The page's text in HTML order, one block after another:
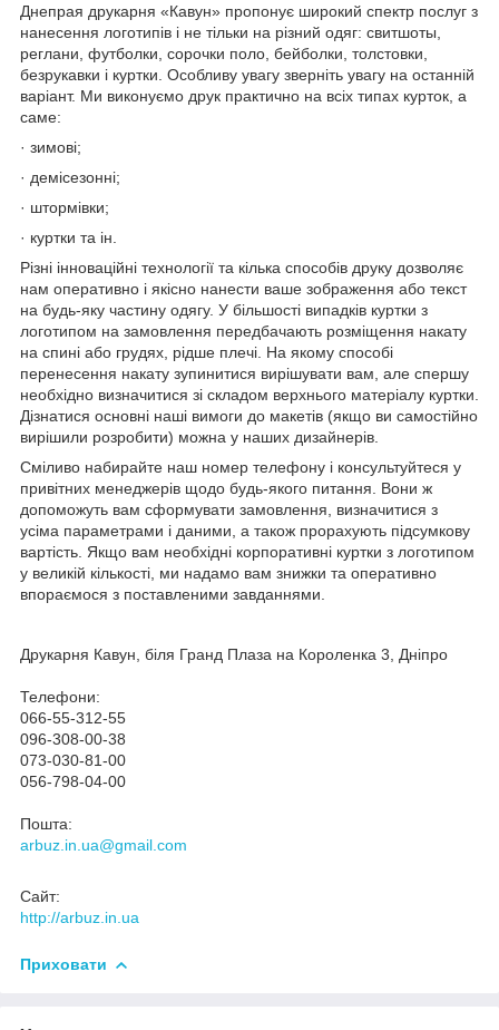
Днепрая друкарня «Кавун» пропонує широкий спектр послуг з
нанесення логотипів і не тільки на різний одяг: свитшоты,
реглани, футболки, сорочки поло, бейболки, толстовки,
безрукавки і куртки. Особливу увагу зверніть увагу на останній
варіант. Ми виконуємо друк практично на всіх типах курток, а
саме:
· зимові;
· демісезонні;
· штормівки;
· куртки та ін.
Різні інноваційні технології та кілька способів друку дозволяє
нам оперативно і якісно нанести ваше зображення або текст
на будь-яку частину одягу. У більшості випадків куртки з
логотипом на замовлення передбачають розміщення накату
на спині або грудях, рідше плечі. На якому способі
перенесення накату зупинитися вирішувати вам, але спершу
необхідно визначитися зі складом верхнього матеріалу куртки.
Дізнатися основні наші вимоги до макетів (якщо ви самостійно
вирішили розробити) можна у наших дизайнерів.
Сміливо набирайте наш номер телефону і консультуйтеся у
привітних менеджерів щодо будь-якого питання. Вони ж
допоможуть вам сформувати замовлення, визначитися з
усіма параметрами і даними, а також прорахують підсумкову
вартість. Якщо вам необхідні корпоративні куртки з логотипом
у великій кількості, ми надамо вам знижки та оперативно
впораємося з поставленими завданнями.
Друкарня Кавун, біля Гранд Плаза на Короленка 3, Дніпро
Телефони:
066-55-312-55
096-308-00-38
073-030-81-00
056-798-04-00
Пошта:
arbuz.in.ua@gmail.com
Сайт:
http://arbuz.in.ua
Приховати